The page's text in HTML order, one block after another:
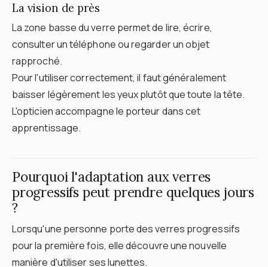
La vision de près
La zone basse du verre permet de lire, écrire,
consulter un téléphone ou regarder un objet
rapproché.
Pour l'utiliser correctement, il faut généralement
baisser légèrement les yeux plutôt que toute la tête.
L'opticien accompagne le porteur dans cet
apprentissage.
Pourquoi l'adaptation aux verres
progressifs peut prendre quelques jours
?
Lorsqu'une personne porte des verres progressifs
pour la première fois, elle découvre une nouvelle
manière d'utiliser ses lunettes.